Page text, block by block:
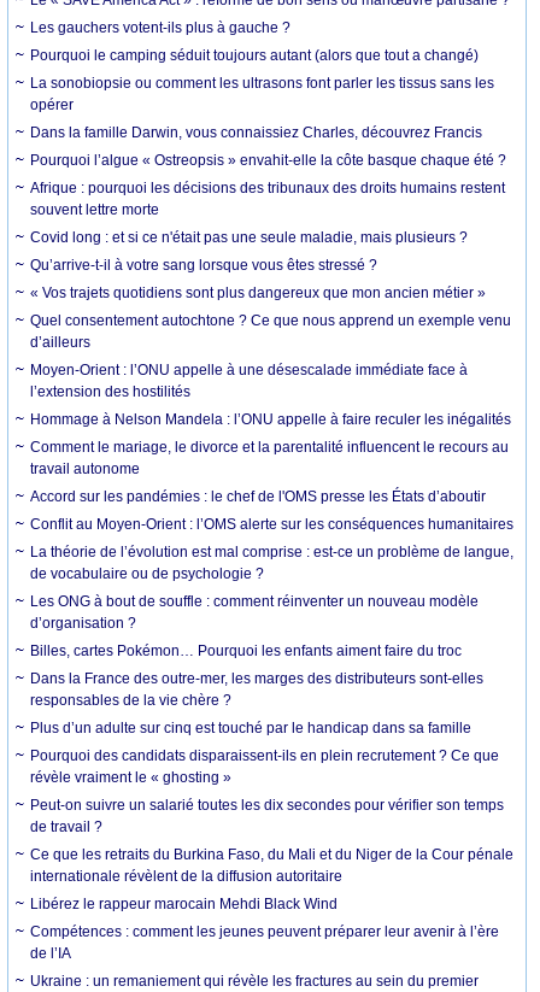
Les gauchers votent-ils plus à gauche ?
Pourquoi le camping séduit toujours autant (alors que tout a changé)
La sonobiopsie ou comment les ultrasons font parler les tissus sans les
opérer
Dans la famille Darwin, vous connaissiez Charles, découvrez Francis
Pourquoi l’algue « Ostreopsis » envahit-elle la côte basque chaque été ?
Afrique : pourquoi les décisions des tribunaux des droits humains restent
souvent lettre morte
Covid long : et si ce n'était pas une seule maladie, mais plusieurs ?
Qu’arrive-t-il à votre sang lorsque vous êtes stressé ?
« Vos trajets quotidiens sont plus dangereux que mon ancien métier »
Quel consentement autochtone ? Ce que nous apprend un exemple venu
d’ailleurs
Moyen-Orient : l’ONU appelle à une désescalade immédiate face à
l’extension des hostilités
Hommage à Nelson Mandela : l’ONU appelle à faire reculer les inégalités
Comment le mariage, le divorce et la parentalité influencent le recours au
travail autonome
Accord sur les pandémies : le chef de l'OMS presse les États d’aboutir
Conflit au Moyen-Orient : l’OMS alerte sur les conséquences humanitaires
La théorie de l’évolution est mal comprise : est-ce un problème de langue,
de vocabulaire ou de psychologie ?
Les ONG à bout de souffle : comment réinventer un nouveau modèle
d’organisation ?
Billes, cartes Pokémon… Pourquoi les enfants aiment faire du troc
Dans la France des outre-mer, les marges des distributeurs sont-elles
responsables de la vie chère ?
Plus d’un adulte sur cinq est touché par le handicap dans sa famille
Pourquoi des candidats disparaissent-ils en plein recrutement ? Ce que
révèle vraiment le « ghosting »
Peut-on suivre un salarié toutes les dix secondes pour vérifier son temps
de travail ?
Ce que les retraits du Burkina Faso, du Mali et du Niger de la Cour pénale
internationale révèlent de la diffusion autoritaire
Libérez le rappeur marocain Mehdi Black Wind
Compétences : comment les jeunes peuvent préparer leur avenir à l’ère
de l’IA
Ukraine : un remaniement qui révèle les fractures au sein du premier